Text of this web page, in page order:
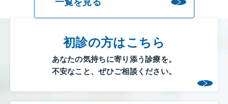
初診の方はこちら
あなたの気持ちに寄り添う診療を。
不安なこと、ぜひご相談ください。